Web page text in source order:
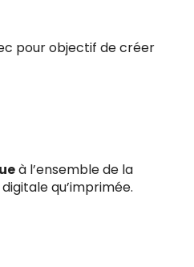
pour objectif de créer
à l’ensemble de la
qu’imprimée.